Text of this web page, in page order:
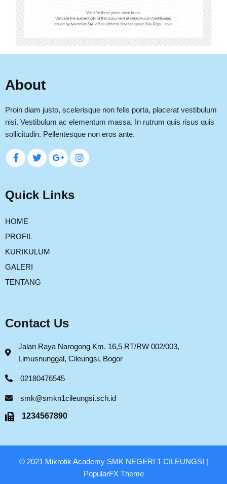
About
Proin diam justo, scelerisque non felis porta, placerat vestibulum
nisi. Vestibulum ac elementum massa. In rutrum quis risus quis
sollicitudin. Pellentesque non eros ante.
Quick Links
HOME
PROFIL
KURIKULUM
GALERI
TENTANG
Contact Us
Jalan Raya Narogong Km. 16,5 RT/RW 002/003,
Limusnunggal, Cileungsi, Bogor
02180476545
smk@smkn1cileungsi.sch.id
1234567890
© 2021 Mikrotik Academy SMK NEGERI 1 CILEUNGSI |
PopularFX Theme